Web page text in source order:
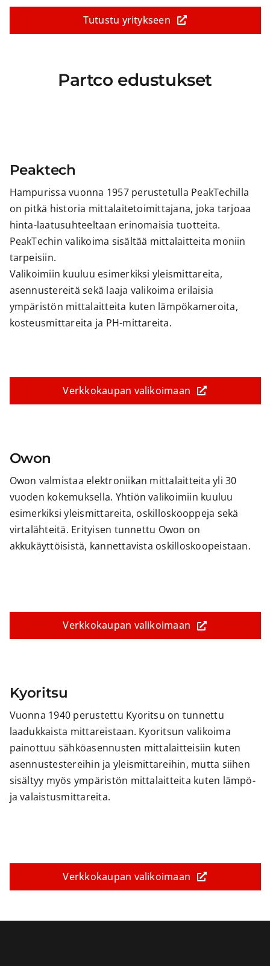
Tutustu yritykseen
Partco edustukset
Verkkokaupan valikoimaan
Peaktech
Hampurissa vuonna 1957 perustetulla PeakTechilla
on pitkä historia mittalaitetoimittajana, joka tarjoaa
hinta-laatusuhteeltaan erinomaisia tuotteita.
PeakTechin valikoima sisältää mittalaitteita moniin
tarpeisiin.
Valikoimiin kuuluu esimerkiksi yleismittareita,
asennustereitä sekä laaja valikoima erilaisia
ympäristön mittalaitteita kuten lämpökameroita,
kosteusmittareita ja PH-mittareita.
Owon
Owon valmistaa elektroniikan mittalaitteita yli 30
vuoden kokemuksella. Yhtiön valikoimiin kuuluu
esimerkiksi yleismittareita, oskilloskooppeja sekä
virtalähteitä. Erityisen tunnettu Owon on
akkukäyttöisistä, kannettavista oskilloskoopeistaan.
Verkkokaupan valikoimaan
Verkkokaupan valikoimaan
Kyoritsu
Vuonna 1940 perustettu Kyoritsu on tunnettu
laadukkaista mittareistaan. Kyoritsun valikoima
painottuu sähköasennusten mittalaitteisiin kuten
asennustestereihin ja yleismittareihin, mutta siihen
sisältyy myös ympäristön mittalaitteita kuten lämpö-
ja valaistusmittareita.